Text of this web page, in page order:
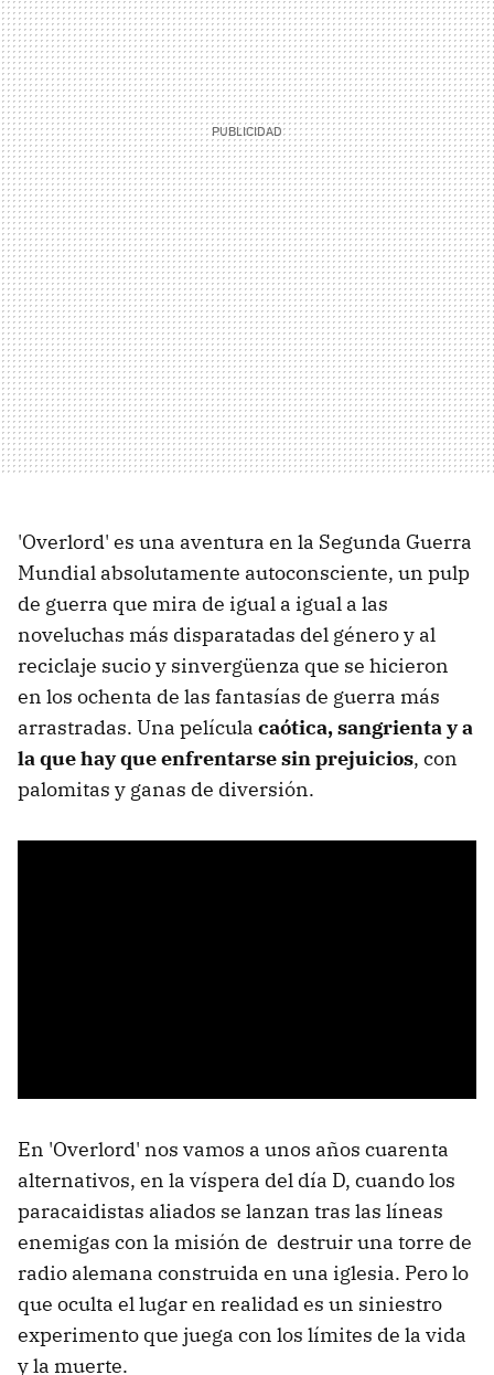
'Overlord' es una aventura en la Segunda Guerra
Mundial absolutamente autoconsciente, un pulp
de guerra que mira de igual a igual a las
noveluchas más disparatadas del género y al
reciclaje sucio y sinvergüenza que se hicieron
en los ochenta de las fantasías de guerra más
arrastradas. Una película caótica, sangrienta y a
la que hay que enfrentarse sin prejuicios, con
palomitas y ganas de diversión.
En 'Overlord' nos vamos a unos años cuarenta
alternativos, en la víspera del día D, cuando los
paracaidistas aliados se lanzan tras las líneas
enemigas con la misión de destruir una torre de
radio alemana construida en una iglesia. Pero lo
que oculta el lugar en realidad es un siniestro
experimento que juega con los límites de la vida
y la muerte.